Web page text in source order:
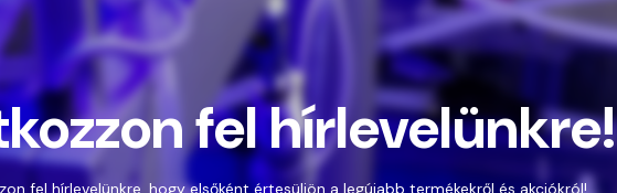
fel hírlevelünkre!
fel hírlevelünkre, hogy elsőként értesüljön a legújabb termékekről és akciókról!